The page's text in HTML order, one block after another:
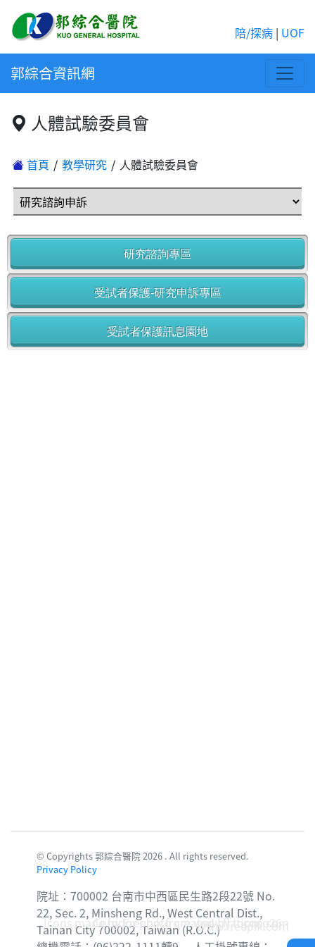
陪/探病 | UOF
郭綜合資訊網
人體試驗委員會
首頁 教學研究 人體試驗委員會
研究諮詢專區
受試者保護-研究申訴專區
受試者保護訊息園地
© Copyrights 郭綜合醫院 2026 . All rights reserved.
Privacy Policy
院址：700002 台南市中西區民生路2段22號 No.
22, Sec. 2, Minsheng Rd., West Central Dist.,
Tainan City 700002, Taiwan (R.O.C.)
Icons made byFreepikfromwww.flaticon.com
Corridor photo created by topntp26 -
www.freepik.com